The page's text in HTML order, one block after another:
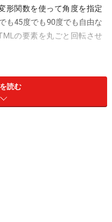
形関数を使って角度を指定
も45度でも90度でも自由な
の要素を丸ごと回転させ
読む